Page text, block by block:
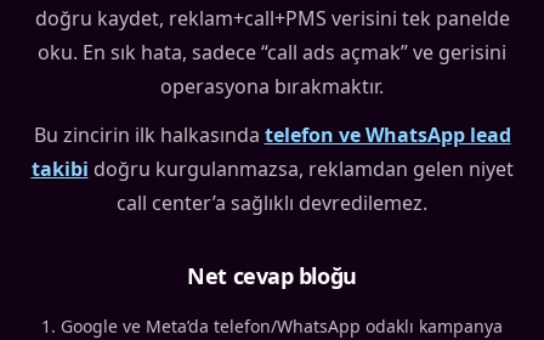
doğru kaydet, reklam+call+PMS verisini tek panelde
oku. En sık hata, sadece “call ads açmak” ve gerisini
operasyona bırakmaktır.
Bu zincirin ilk halkasında telefon ve WhatsApp lead
takibi doğru kurgulanmazsa, reklamdan gelen niyet
call center’a sağlıklı devredilemez.
Net cevap bloğu
Google ve Meta’da telefon/WhatsApp odaklı kampanya